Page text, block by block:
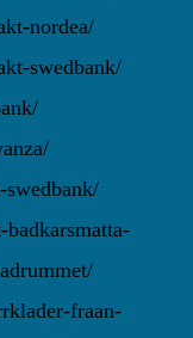
nordea/
swedbank/
swedbank/
fraan-